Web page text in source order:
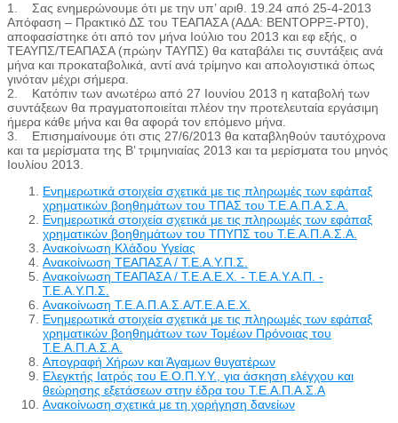
1. Σας ενημερώνουμε ότι με την υπ’ αριθ. 19.24 από 25-4-2013
Απόφαση – Πρακτικό ΔΣ του ΤΕΑΠΑΣΑ (ΑΔΑ: ΒΕΝΤΟΡΡΞ-ΡΤ0),
αποφασίστηκε ότι από τον μήνα Ιούλιο του 2013 και εφ εξής, ο
ΤΕΑΥΠΣ/ΤΕΑΠΑΣΑ (πρώην ΤΑΥΠΣ) θα καταβάλει τις συντάξεις ανά
μήνα και προκαταβολικά, αντί ανά τρίμηνο και απολογιστικά όπως
γινόταν μέχρι σήμερα.
2. Κατόπιν των ανωτέρω από 27 Ιουνίου 2013 η καταβολή των
συντάξεων θα πραγματοποιείται πλέον την προτελευταία εργάσιμη
ήμερα κάθε μήνα και θα αφορά τον επόμενο μήνα.
3. Επισημαίνουμε ότι στις 27/6/2013 θα καταβληθούν ταυτόχρονα
και τα μερίσματα της Β’ τριμηνιαίας 2013 και τα μερίσματα του μηνός
Ιουλίου 2013.
Ενημερωτικά στοιχεία σχετικά με τις πληρωμές των εφάπαξ
χρηματικών βοηθημάτων του ΤΠΑΣ του Τ.Ε.Α.Π.Α.Σ.Α.
Ενημερωτικά στοιχεία σχετικά με τις πληρωμές των εφάπαξ
χρηματικών βοηθημάτων του ΤΠΥΠΣ του Τ.Ε.Α.Π.Α.Σ.Α.
Ανακοίνωση Κλάδου Υγείας
Ανακοίνωση ΤΕΑΠΑΣΑ / Τ.Ε.Α.Υ.Π.Σ.
Ανακοίνωση ΤΕΑΠΑΣΑ / Τ.Ε.Α.Ε.Χ. - Τ.Ε.Α.Υ.Α.Π. -
Τ.Ε.Α.Υ.Π.Σ.
Ανακοίνωση Τ.Ε.Α.Π.Α.Σ.Α/Τ.Ε.Α.E.X.
Ενημερωτικά στοιχεία σχετικά με τις πληρωμές των εφάπαξ
χρηματικών βοηθημάτων των Τομέων Πρόνοιας του
Τ.Ε.Α.Π.Α.Σ.Α.
Απογραφή Χήρων και Άγαμων θυγατέρων
Ελεγκτής Ιατρός του Ε.Ο.Π.Υ.Υ., για άσκηση ελέγχου και
θεώρησης εξετάσεων στην έδρα του Τ.Ε.Α.Π.Α.Σ.Α
Ανακοίνωση σχετικά με τη χορήγηση δανείων